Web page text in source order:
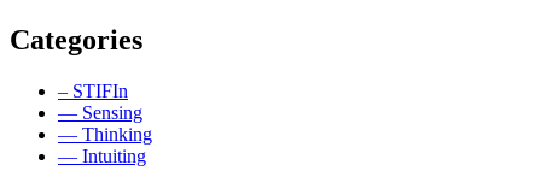
Categories
– STIFIn
— Sensing
— Thinking
— Intuiting